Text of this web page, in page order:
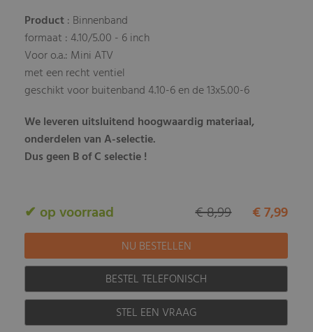
Product: Binnenband
formaat : 4.10/5.00 - 6 inch
Voor o.a.: Mini ATV
met een recht ventiel
geschikt voor buitenband 4.10-6 en de 13x5.00-6
We leveren uitsluitend hoogwaardig materiaal,
onderdelen van A-selectie.
Dus geen B of C selectie !
✔ op voorraad € 7,99
€ 8,99
BESTEL TELEFONISCH
STEL EEN VRAAG